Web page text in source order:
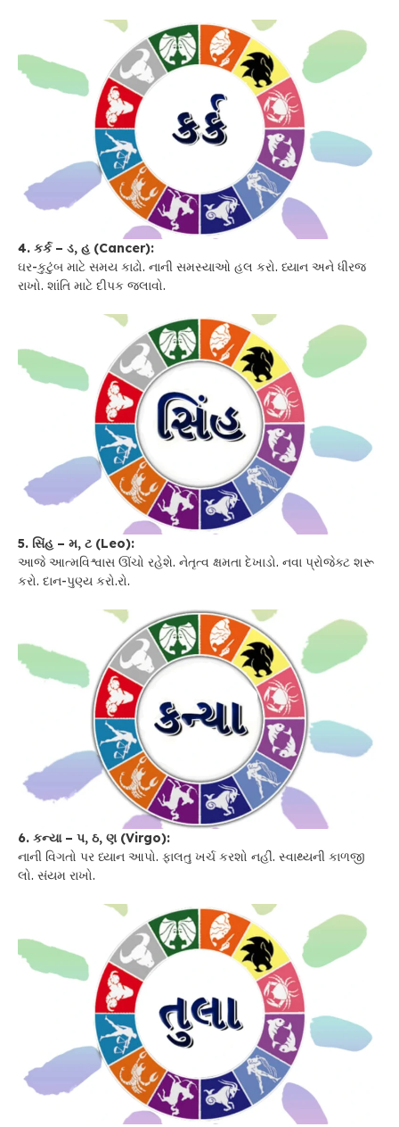
4. કર્ક – ડ, હ (Cancer):
ઘર-કુટુંબ માટે સમય કાઢો. નાની સમસ્યાઓ હલ કરો. ધ્યાન અને ધીરજ
રાખો. શાંતિ માટે દીપક જલાવો.
5. સિંહ – મ, ટ (Leo):
આજે આત્મવિશ્વાસ ઊંચો રહેશે. નેતૃત્વ ક્ષમતા દેખાડો. નવા પ્રોજેક્ટ શરૂ
કરો. દાન-પુણ્ય કરો.રો.
6. કન્યા – પ, ઠ, ણ (Virgo):
નાની વિગતો પર ધ્યાન આપો. ફાલતુ ખર્ચ કરશો નહીં. સ્વાથ્યની કાળજી
લો. સંયમ રાખો.